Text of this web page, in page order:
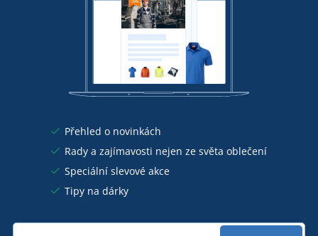
Přehled o novinkách
Rady a zajímavosti nejen ze světa oblečení
Speciální slevové akce
Tipy na dárky